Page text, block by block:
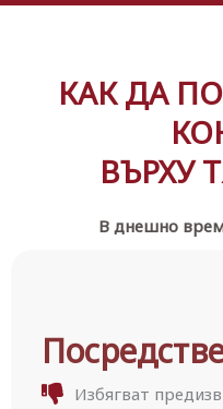
КАК ДА
ВЪРХУ
В днешно
Избягват